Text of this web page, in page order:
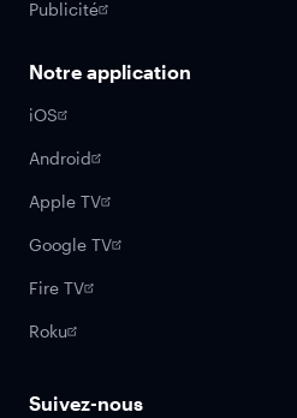
Publicité
Notre application
iOS
Android
Apple TV
Google TV
Fire TV
Roku
Suivez-nous